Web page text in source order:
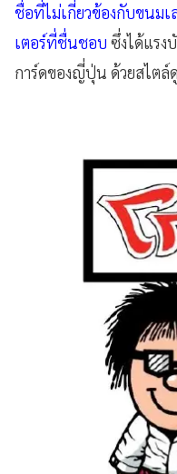
ชื่อที่ไม่เกี่ยวข้องกับขนมเ
เตอร์ที่ชื่นชอบ ซึ่งได้แรง
การ์ดของญี่ปุ่น ด้วยสไต